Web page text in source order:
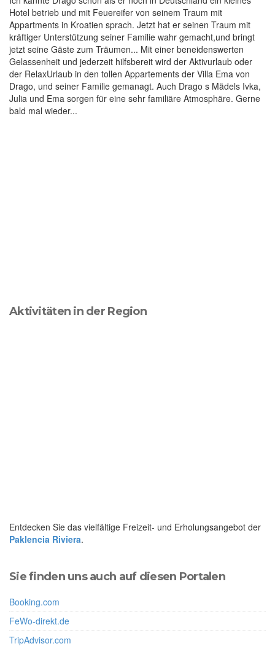
Hotel betrieb und mit Feuereifer von seinem Traum mit
Appartments in Kroatien sprach. Jetzt hat er seinen Traum mit
kräftiger Unterstützung seiner Familie wahr gemacht,und bringt
jetzt seine Gäste zum Träumen... Mit einer beneidenswerten
Gelassenheit und jederzeit hilfsbereit wird der Aktivurlaub oder
der RelaxUrlaub in den tollen Appartements der Villa Ema von
Drago, und seiner Familie gemanagt. Auch Drago s Mädels Ivka,
Julia und Ema sorgen für eine sehr familiäre Atmosphäre. Gerne
bald mal wieder...
Aktivitäten in der Region
Entdecken Sie das vielfältige Freizeit- und Erholungsangebot der
Paklencia Riviera.
Sie finden uns auch auf diesen Portalen
Booking.com
FeWo-direkt.de
TripAdvisor.com